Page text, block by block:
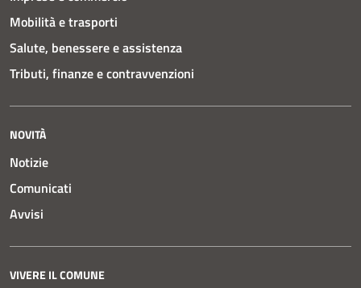
Mobilità e trasporti
Salute, benessere e assistenza
Tributi, finanze e contravvenzioni
NOVITÀ
Notizie
Comunicati
Avvisi
VIVERE IL COMUNE